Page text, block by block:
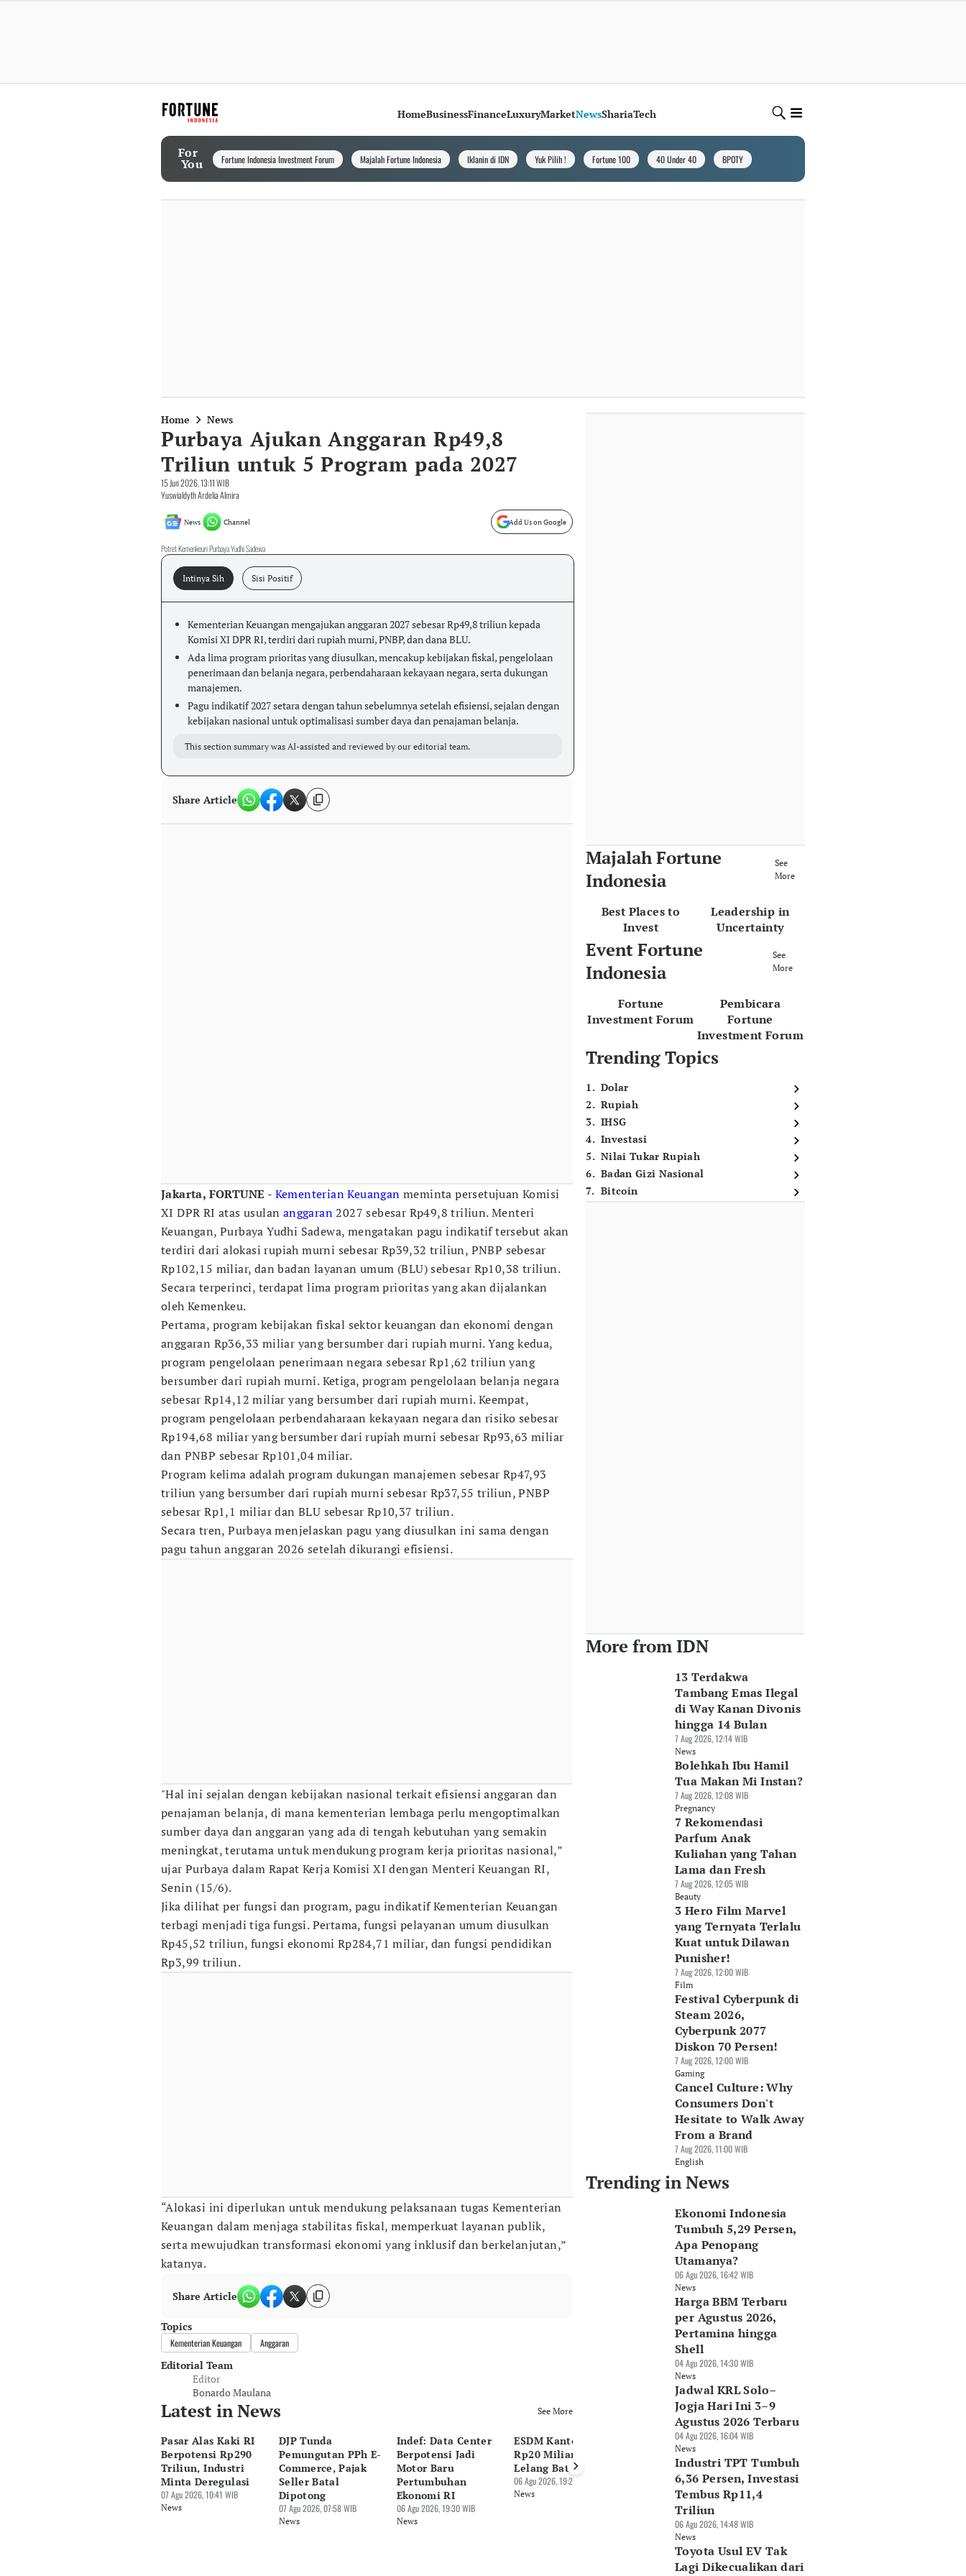
HomeBusinessFinanceLuxuryMarketNewsShariaTech
For
You Fortune Indonesia Investment Forum Majalah Fortune Indonesia Iklanin di IDN Yuk Pilih ! Fortune 100 40 Under 40 BPOTY
Home News
Purbaya Ajukan Anggaran Rp49,8
Triliun untuk 5 Program pada 2027
15 Jun 2026, 13:11 WIB
Yuswialdyth Ardelia Almira
News Channel Add Us on Google
Potret Kemenkeuri Purbaya Yudhi Sadewa
Intinya Sih Sisi Positif
Kementerian Keuangan mengajukan anggaran 2027 sebesar Rp49,8 triliun kepada
Komisi XI DPR RI, terdiri dari rupiah murni, PNBP, dan dana BLU.
Ada lima program prioritas yang diusulkan, mencakup kebijakan fiskal, pengelolaan
penerimaan dan belanja negara, perbendaharaan kekayaan negara, serta dukungan
manajemen.
Pagu indikatif 2027 setara dengan tahun sebelumnya setelah efisiensi, sejalan dengan
kebijakan nasional untuk optimalisasi sumber daya dan penajaman belanja.
This section summary was AI-assisted and reviewed by our editorial team.
Share Article
Jakarta, FORTUNE - Kementerian Keuangan meminta persetujuan Komisi
XI DPR RI atas usulan anggaran2027 sebesar Rp49,8 triliun. Menteri
Keuangan, Purbaya Yudhi Sadewa, mengatakan pagu indikatif tersebut akan
terdiri dari alokasi rupiah murni sebesar Rp39,32 triliun, PNBP sebesar
Rp102,15 miliar, dan badan layanan umum (BLU) sebesar Rp10,38 triliun.
Secara terperinci, terdapat lima program prioritas yang akan dijalankan
oleh Kemenkeu.
Pertama, program kebijakan fiskal sektor keuangan dan ekonomi dengan
anggaran Rp36,33 miliar yang bersumber dari rupiah murni. Yang kedua,
program pengelolaan penerimaan negara sebesar Rp1,62 triliun yang
bersumber dari rupiah murni. Ketiga, program pengelolaan belanja negara
sebesar Rp14,12 miliar yang bersumber dari rupiah murni. Keempat,
program pengelolaan perbendaharaan kekayaan negara dan risiko sebesar
Rp194,68 miliar yang bersumber dari rupiah murni sebesar Rp93,63 miliar
dan PNBP sebesar Rp101,04 miliar.
Program kelima adalah program dukungan manajemen sebesar Rp47,93
triliun yang bersumber dari rupiah murni sebesar Rp37,55 triliun, PNBP
sebesar Rp1,1 miliar dan BLU sebesar Rp10,37 triliun.
Secara tren, Purbaya menjelaskan pagu yang diusulkan ini sama dengan
pagu tahun anggaran 2026 setelah dikurangi efisiensi.
"Hal ini sejalan dengan kebijakan nasional terkait efisiensi anggaran dan
penajaman belanja, di mana kementerian lembaga perlu mengoptimalkan
sumber daya dan anggaran yang ada di tengah kebutuhan yang semakin
meningkat, terutama untuk mendukung program kerja prioritas nasional,”
ujar Purbaya dalam Rapat Kerja Komisi XI dengan Menteri Keuangan RI,
Senin (15/6).
Jika dilihat per fungsi dan program, pagu indikatif Kementerian Keuangan
terbagi menjadi tiga fungsi. Pertama, fungsi pelayanan umum diusulkan
Rp45,52 triliun, fungsi ekonomi Rp284,71 miliar, dan fungsi pendidikan
Rp3,99 triliun.
“Alokasi ini diperlukan untuk mendukung pelaksanaan tugas Kementerian
Keuangan dalam menjaga stabilitas fiskal, memperkuat layanan publik,
serta mewujudkan transformasi ekonomi yang inklusif dan berkelanjutan,”
katanya.
Share Article
Topics
Kementerian Keuangan Anggaran
Editorial Team
Editor
Bonardo Maulana
Latest in News See More
Pasar Alas Kaki RI
Berpotensi Rp290
Triliun, Industri
Minta Deregulasi
07 Agu 2026, 10:41 WIB
News
DJP Tunda
Pemungutan PPh E-
Commerce, Pajak
Seller Batal
Dipotong
07 Agu 2026, 07:58 WIB
News
Indef: Data Center
Berpotensi Jadi
Motor Baru
Pertumbuhan
Ekonomi RI
06 Agu 2026, 19:30 WIB
News
ESDM Kantong PNBP
Rp20 Miliar Dari
Lelang Batu bara
06 Agu 2026, 19:22 WIB
News
Ekonomi Indonesia
Tumbuh 5,29 Persen,
Apa Penopang
Utamanya?
06 Agu 2026, 16:42 WIB
Ekspor Kosmetik RI
Kemendag Dorong
Perluas Pasar
06 Agu 2026, 16:02 WIB
Majalah Fortune
Indonesia
See
More
Best Places to
Invest
Leadership in
Uncertainty
Event Fortune
Indonesia
See
More
Fortune
Investment Forum
Pembicara
Fortune
Investment Forum
Trending Topics
1. Dolar
2. Rupiah
3. IHSG
4. Investasi
5. Nilai Tukar Rupiah
6. Badan Gizi Nasional
7. Bitcoin
More from IDN
13 Terdakwa
Tambang Emas Ilegal
di Way Kanan Divonis
hingga 14 Bulan
7 Aug 2026, 12:14 WIB
News
Bolehkah Ibu Hamil
Tua Makan Mi Instan?
7 Aug 2026, 12:08 WIB
Pregnancy
7 Rekomendasi
Parfum Anak
Kuliahan yang Tahan
Lama dan Fresh
7 Aug 2026, 12:05 WIB
Beauty
3 Hero Film Marvel
yang Ternyata Terlalu
Kuat untuk Dilawan
Punisher!
7 Aug 2026, 12:00 WIB
Film
Festival Cyberpunk di
Steam 2026,
Cyberpunk 2077
Diskon 70 Persen!
7 Aug 2026, 12:00 WIB
Gaming
Cancel Culture: Why
Consumers Don't
Hesitate to Walk Away
From a Brand
7 Aug 2026, 11:00 WIB
English
Trending in News
Ekonomi Indonesia
Tumbuh 5,29 Persen,
Apa Penopang
Utamanya?
06 Agu 2026, 16:42 WIB
News
Harga BBM Terbaru
per Agustus 2026,
Pertamina hingga
Shell
04 Agu 2026, 14:30 WIB
News
Jadwal KRL Solo–
Jogja Hari Ini 3–9
Agustus 2026 Terbaru
04 Agu 2026, 16:04 WIB
News
Industri TPT Tumbuh
6,36 Persen, Investasi
Tembus Rp11,4
Triliun
06 Agu 2026, 14:48 WIB
News
Toyota Usul EV Tak
Lagi Dikecualikan dari